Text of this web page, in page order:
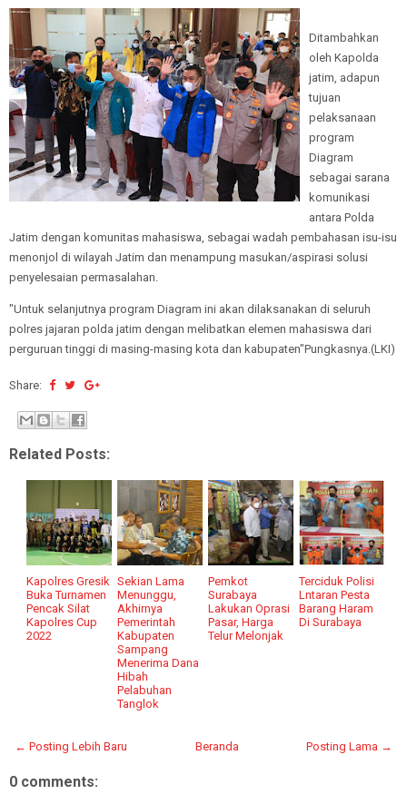
Ditambahkan
oleh Kapolda
jatim, adapun
tujuan
pelaksanaan
program
Diagram
sebagai sarana
komunikasi
antara Polda
Jatim dengan komunitas mahasiswa, sebagai wadah pembahasan isu-isu
menonjol di wilayah Jatim dan menampung masukan/aspirasi solusi
penyelesaian permasalahan.
"Untuk selanjutnya program Diagram ini akan dilaksanakan di seluruh
polres jajaran polda jatim dengan melibatkan elemen mahasiswa dari
perguruan tinggi di masing-masing kota dan kabupaten"Pungkasnya.(LKI)
Share:
Related Posts:
Kapolres Gresik
Buka Turnamen
Pencak Silat
Kapolres Cup
2022
Sekian Lama
Menunggu,
Akhirnya
Pemerintah
Kabupaten
Sampang
Menerima Dana
Hibah
Pelabuhan
Tanglok
Pemkot
Surabaya
Lakukan Oprasi
Pasar, Harga
Telur Melonjak
Terciduk Polisi
Lntaran Pesta
Barang Haram
Di Surabaya
← Posting Lebih Baru Posting Lama →
Beranda
0 comments: